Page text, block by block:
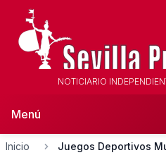
NOTICIARIO
Menú
Inicio Juegos Deportivos